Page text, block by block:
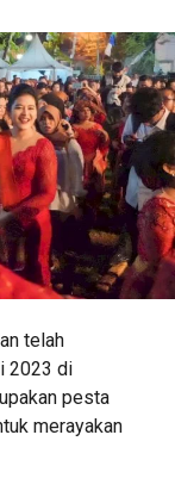
telah
2023 di
pesta
merayakan